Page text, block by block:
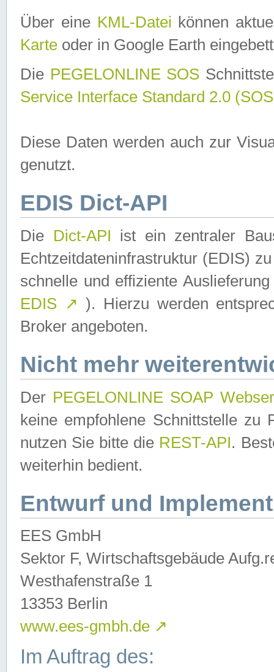
Über eine KML-Datei können
Karte oder in Google Earth
Die PEGELONLINE SOS
Service Interface Standard 2.0
Diese Daten werden auch zur
genutzt.
EDIS Dict-API
Die Dict-API ist ein zentraler
Echtzeitdateninfrastruktur (EDIS)
schnelle und effiziente
EDIS ↗ ). Hierzu werden
Broker angeboten.
Nicht mehr
Der PEGELONLINE SOAP
keine empfohlene Schnittstelle zu
nutzen Sie bitte die REST-API.
weiterhin bedient.
Entwurf und
EES GmbH
Sektor F, Wirtschaftsgebäude
Westhafenstraße 1
13353 Berlin
www.ees-gmbh.de ↗
Im Auftrag des: